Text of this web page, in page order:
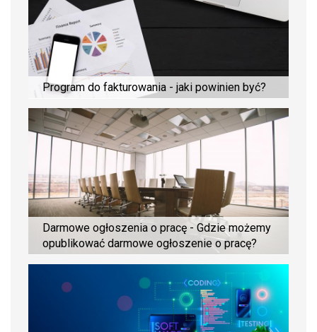
Program do fakturowania - jaki powinien być?
Darmowe ogłoszenia o pracę - Gdzie możemy
opublikować darmowe ogłoszenie o pracę?